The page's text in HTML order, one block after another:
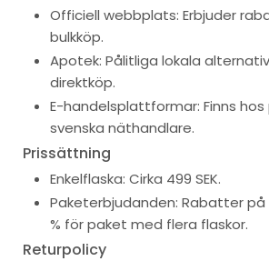
Officiell webbplats: Erbjuder
bulkköp.
Apotek: Pålitliga lokala
direktköp.
E-handelsplattformar: Finns
svenska näthandlare.
Prissättning
Enkelflaska: Cirka 499 SEK.
Paketerbjudanden: Rabatter på
% för paket med flera flaskor.
Returpolicy